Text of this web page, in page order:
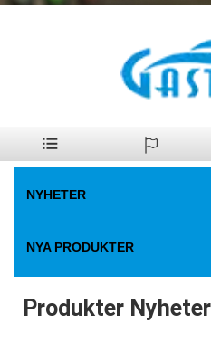
NYHETER
NYA PRODUKTER
Produkter Nyheter